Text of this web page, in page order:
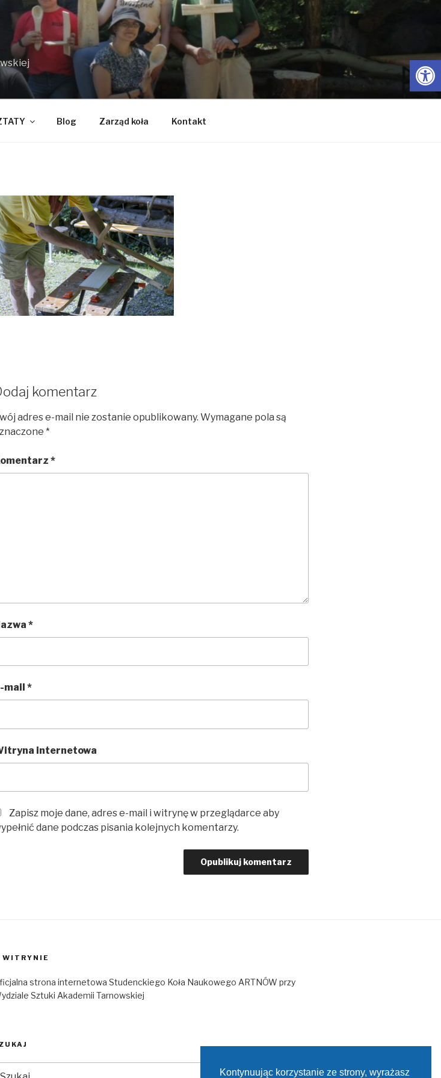
Blog Zarząd koła Kontakt
komentarz
adres e-mail nie zostanie opublikowany. Wymagane pola są
*
*
*
mail *
internetowa
Zapisz moje dane, adres e-mail i witrynę w przeglądarce aby
dane podczas pisania kolejnych komentarzy.
WITRYNIE
strona internetowa Studenckiego Koła Naukowego ARTNÓW przy
Sztuki Akademii Tarnowskiej
Kontynuując korzystanie ze strony, wyrażasz